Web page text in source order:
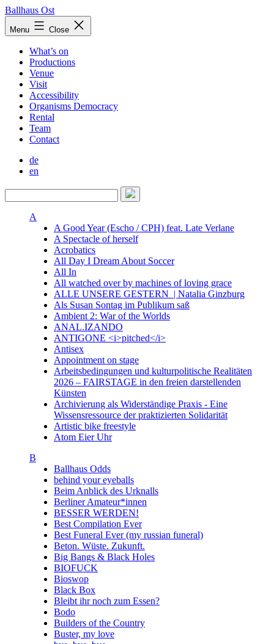
Skip
to
content
Ballhaus Ost
Ballhaus
Ost
Menu Close
What’s on
Productions
Venue
Visit
Accessibility
Organisms Democracy
Rental
Team
Contact
de
en
A
A Good Year (Escho / CPH) feat. Late Verlane
A Spectacle of herself
Acrobatics
All Day I Dream About Soccer
All In
All watched over by machines of loving grace
ALLE UNSERE GESTERN | Natalia Ginzburg
Als Susan Sontag im Publikum saß
Ambient 2: War of the Worlds
ANAL.IZANDO
ANTIGONE <i>pitched</i>
Antisex
Appointment on stage
Arbeitsbedingungen und kulturpolitische Realitäten
2026 – FAIRSTAGE in den freien darstellenden
Künsten
Archivierung als Widerständige Praxis - Eine
Wissensressource der praktizierten Solidarität
Artistic bike freestyle
Atom Eier Uhr
B
Ballhaus Odds
behind your eyeballs
Beim Anblick des Urknalls
Berliner Amateur*innen
BESSER WERDEN!
Best Compilation Ever
Best Funeral Ever (my russian funeral)
Beton. Wüste. Zukunft.
Big Bangs & Black Holes
BIOFUCK
Bioswop
Black Box
Bleibt ihr noch zum Essen?
Bodo
Builders of the Country
Buster, my love